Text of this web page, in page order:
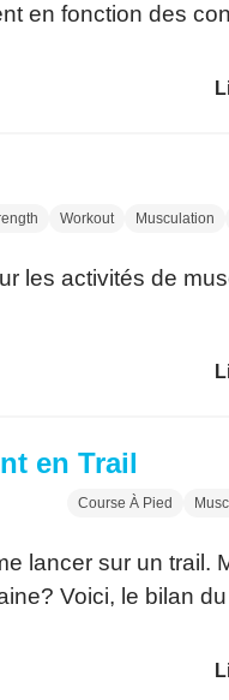
en fonction des
Workout Musculation
les activités de
en Trail
Course À Pied
lancer sur un trail.
Voici, le bilan